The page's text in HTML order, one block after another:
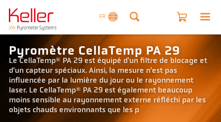
FR
Pyromètre CellaTemp PA 29
Le CellaTemp® PA 29 est équipé d'un filtre de blocage et
d'un capteur spéciaux. Ainsi, la mesure n'est pas
influencée par la lumière du jour ou le rayonnement
laser. Le CellaTemp® PA 29 est également beaucoup
moins sensible au rayonnement externe réfléchi par les
objets chauds environnants que les p